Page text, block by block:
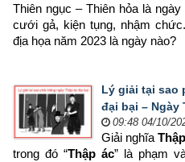
Thiên ngục – Thiên hỏa là
cưới gả, kiện tụng, nhậm
địa họa năm 2023 là ngày nào?
Lý giải tại sao
đại bại – Ngày
09:48 04/10/
Giải nghĩa
trong đó “Thập ác” là phạm